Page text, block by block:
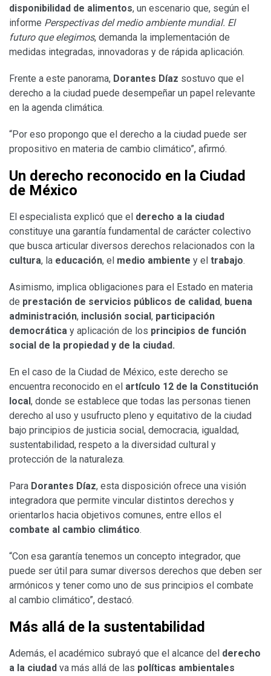
disponibilidad de alimentos, un escenario que, según el
informe Perspectivas del medio ambiente mundial. El
futuro que elegimos, demanda la implementación de
medidas integradas, innovadoras y de rápida aplicación.
Frente a este panorama, Dorantes Díaz sostuvo que el
derecho a la ciudad puede desempeñar un papel relevante
en la agenda climática.
“Por eso propongo que el derecho a la ciudad puede ser
propositivo en materia de cambio climático”, afirmó.
Un derecho reconocido en la Ciudad
de México
El especialista explicó que el derecho a la ciudad
constituye una garantía fundamental de carácter colectivo
que busca articular diversos derechos relacionados con la
cultura, la educación, el medio ambiente y el trabajo.
Asimismo, implica obligaciones para el Estado en materia
de prestación de servicios públicos de calidad, buena
administración, inclusión social, participación
democrática y aplicación de los principios de función
social de la propiedad y de la ciudad.
En el caso de la Ciudad de México, este derecho se
encuentra reconocido en el artículo 12 de la Constitución
local, donde se establece que todas las personas tienen
derecho al uso y usufructo pleno y equitativo de la ciudad
bajo principios de justicia social, democracia, igualdad,
sustentabilidad, respeto a la diversidad cultural y
protección de la naturaleza.
Para Dorantes Díaz, esta disposición ofrece una visión
integradora que permite vincular distintos derechos y
orientarlos hacia objetivos comunes, entre ellos el
combate al cambio climático.
“Con esa garantía tenemos un concepto integrador, que
puede ser útil para sumar diversos derechos que deben ser
armónicos y tener como uno de sus principios el combate
al cambio climático”, destacó.
Más allá de la sustentabilidad
Además, el académico subrayó que el alcance del derecho
a la ciudad va más allá de las políticas ambientales